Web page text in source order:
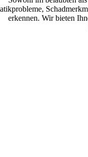
erkennen. Wir bieten